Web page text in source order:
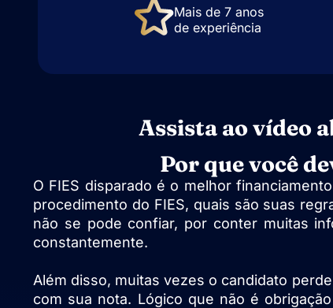
Mais de 7 anos
de experiência
Por que você
O FIES disparado é o melhor
procedimento do FIES, quais são suas
não se pode confiar, por conter muitas
constantemente.
Além disso, muitas vezes o candidato
com sua nota. Lógico que não é
Assista ao vídeo